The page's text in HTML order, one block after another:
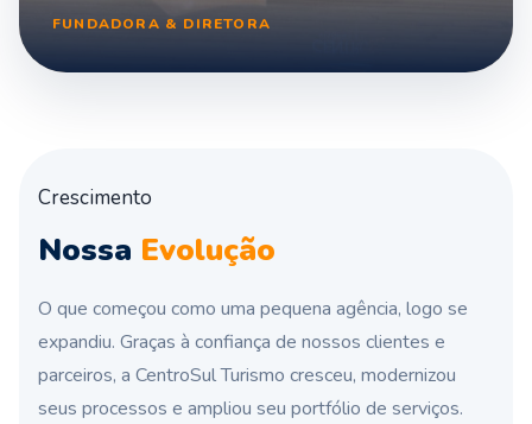
FUNDADORA & DIRETORA
Crescimento
Nossa Evolução
O que começou como uma pequena agência, logo se
expandiu. Graças à confiança de nossos clientes e
parceiros, a CentroSul Turismo cresceu, modernizou
seus processos e ampliou seu portfólio de serviços.